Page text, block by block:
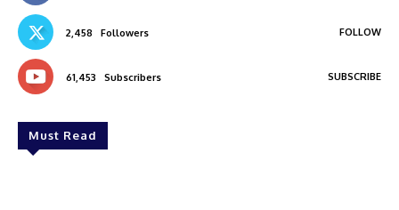
2,458 Followers FOLLOW
61,453 Subscribers SUBSCRIBE
Must Read